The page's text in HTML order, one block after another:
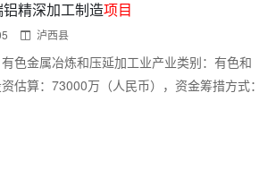
精深加工制造项目
泸西县
色金属冶炼和压延加工业产业类别：有色和
估算：73000万（人民币），资金筹措方式：